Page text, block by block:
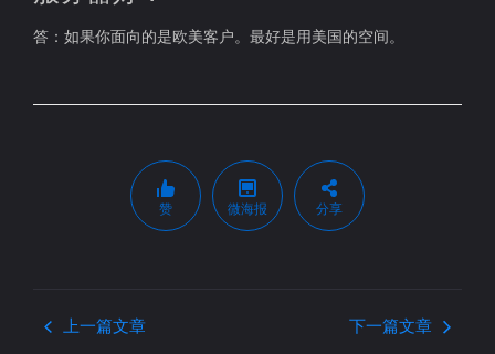
答：如果你面向的是欧美客户。最好是用美国的空间。
赞 微海报 分享
上一篇文章 下一篇文章